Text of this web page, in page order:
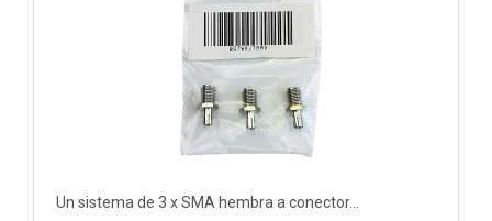
Un sistema de 3 x SMA hembra a conector...